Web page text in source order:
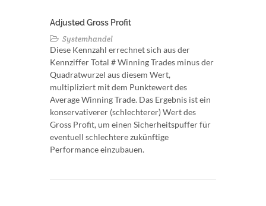
Adjusted Gross Profit
Systemhandel
Diese Kennzahl errechnet sich aus der
Kennziffer Total # Winning Trades minus der
Quadratwurzel aus diesem Wert,
multipliziert mit dem Punktewert des
Average Winning Trade. Das Ergebnis ist ein
konservativerer (schlechterer) Wert des
Gross Profit, um einen Sicherheitspuffer für
eventuell schlechtere zukünftige
Performance einzubauen.